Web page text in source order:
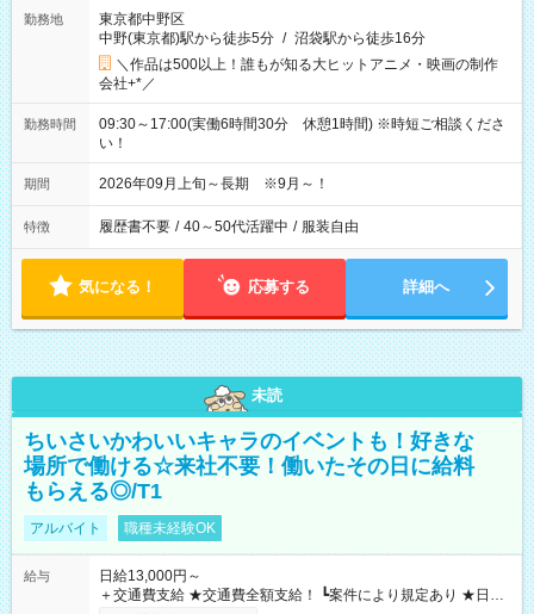
勤務地
東京都中野区
中野(東京都)駅から徒歩5分 / 沼袋駅から徒歩16分
＼作品は500以上！誰もが知る大ヒットアニメ・映画の制作
会社+*／
勤務時間
09:30～17:00(実働6時間30分 休憩1時間) ※時短ご相談くださ
い！
期間 2026年09月上旬～長期 ※9月～！
特徴 履歴書不要 / 40～50代活躍中 / 服装自由
気になる！ 応募する 詳細へ
未読
ちいさいかわいいキャラのイベントも！好きな
場所で働ける☆来社不要！働いたその日に給料
もらえる◎/T1
アルバイト 職種未経験OK
給与
日給13,000円～
＋交通費支給 ★交通費全額支給！ ┗案件により規定あり ★日払